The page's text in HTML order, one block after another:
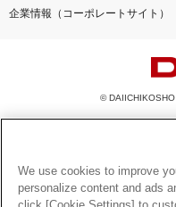
企業情報（コーポレートサイト）
© DAIICHIKOSHO
このサイトに掲載されている一切の
を問わず、著作権法の定める範囲を
とを禁じます。
楽曲及びコンテンツは、機種により
We use cookies to improve
personalize content and ads